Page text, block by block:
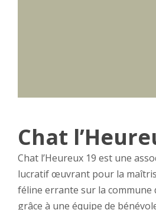
Chat
Chat l’Heureux 19 est une
lucratif œuvrant pour la
féline errante sur la commune
grâce à une équipe de